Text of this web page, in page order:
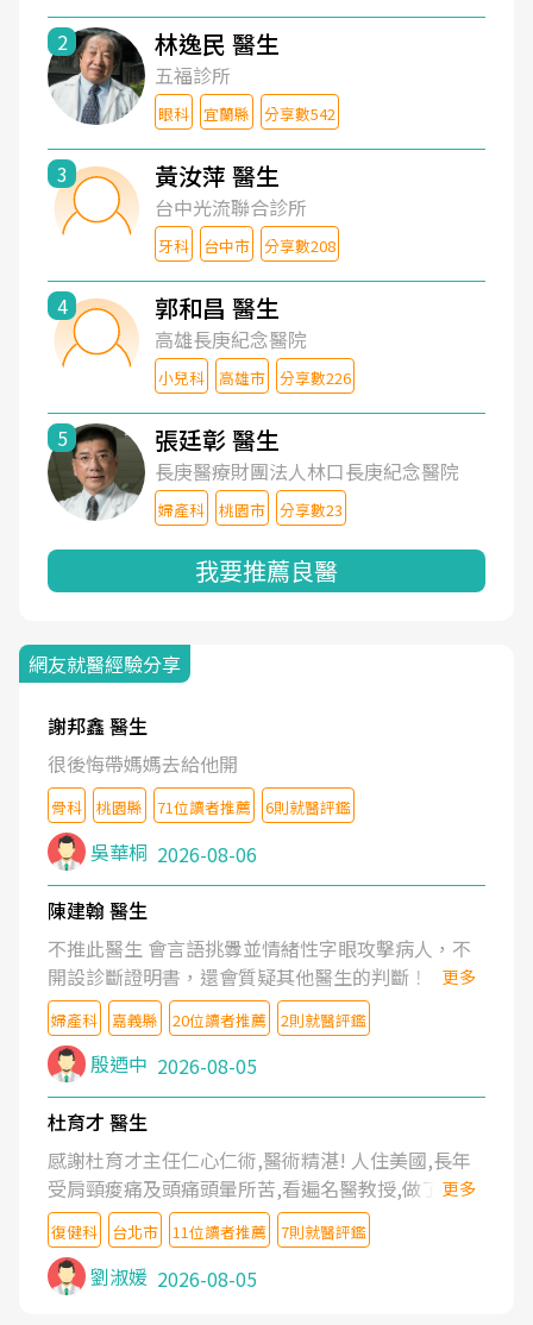
2 林逸民 醫生
五福診所
眼科 宜蘭縣 分享數542
3 黃汝萍 醫生
台中光流聯合診所
牙科 台中市 分享數208
4 郭和昌 醫生
高雄長庚紀念醫院
小兒科 高雄市 分享數226
5 張廷彰 醫生
長庚醫療財團法人林口長庚紀念醫院
婦產科 桃園市 分享數23
我要推薦良醫
網友就醫經驗分享
謝邦鑫 醫生
很後悔帶媽媽去給他開
骨科 桃園縣 71位讀者推薦 6則就醫評鑑
吳華桐 2026-08-06
陳建翰 醫生
不推此醫生 會言語挑釁並情緒性字眼攻擊病人，不
開設診斷證明書，還會質疑其他醫生的判斷！
更多
婦產科 嘉義縣 20位讀者推薦 2則就醫評鑑
殷迺中 2026-08-05
杜育才 醫生
感謝杜育才主任仁心仁術,醫術精湛! 人住美國,長年
受肩頸痠痛及頭痛頭暈所苦,看遍名醫教授,做了各種
檢查,也嘗試過西醫打針,中醫針灸及物理徒手治療都
沒有用,後來連吃到嗎啡類止痛藥都效果有限,只是壓
症狀,沒多久就痛起來,多年失眠嚴重影響生活品質.
台灣親友介紹忠孝醫院杜育才主任是頸頭症候群專
更多
復健科 台北市 11位讀者推薦 7則就醫評鑑
劉淑媛 2026-08-05